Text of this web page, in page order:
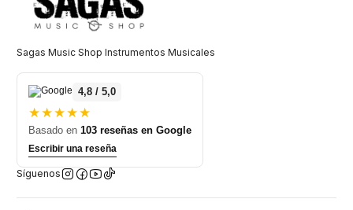
Sagas Music Shop Instrumentos Musicales
4,8 / 5,0
★★★★★
Basado en 103 reseñas en Google
Escribir una reseña
Síguenos